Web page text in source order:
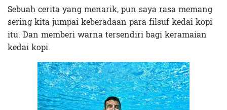
Sebuah cerita yang menarik, pun saya rasa memang
sering kita jumpai keberadaan para filsuf kedai kopi
itu. Dan memberi warna tersendiri bagi keramaian
kedai kopi.